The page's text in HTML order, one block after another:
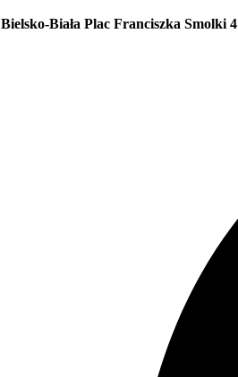
Bielsko-Biała Plac Franciszka Smolki 4